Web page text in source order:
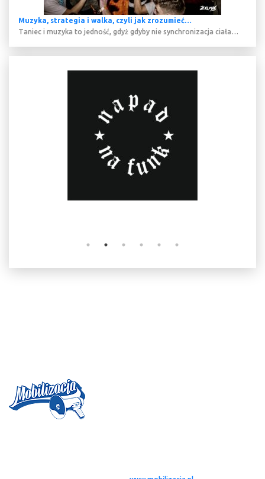
Muzyka, strategia i walka, czyli jak zrozumieć…
Taniec i muzyka to jedność, gdyż gdyby nie synchronizacja ciała…